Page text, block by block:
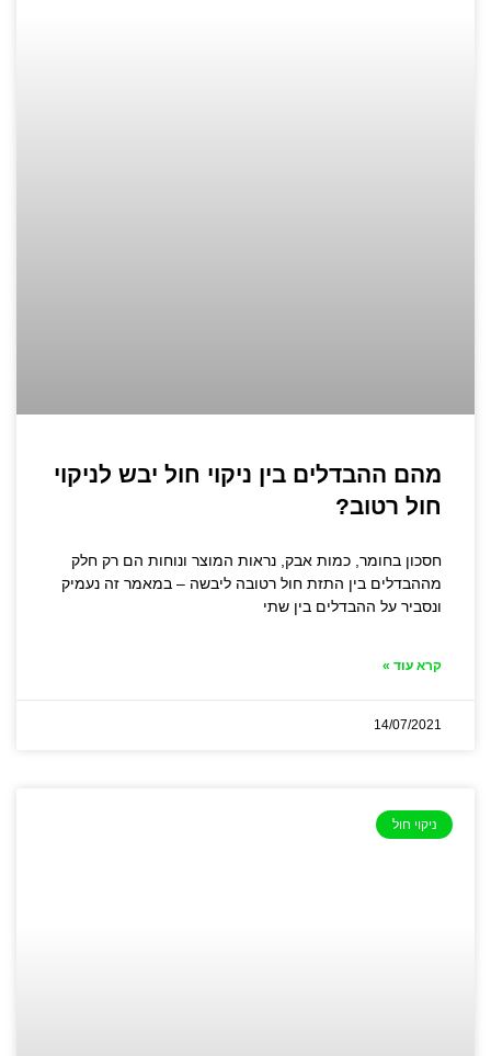
מהם ההבדלים בין ניקוי חול יבש לניקוי
חול רטוב?
חסכון בחומר, כמות אבק, נראות המוצר ונוחות הם רק חלק
מההבדלים בין התזת חול רטובה ליבשה – במאמר זה נעמיק
ונסביר על ההבדלים בין שתי
קרא עוד »
14/07/2021
ניקוי חול